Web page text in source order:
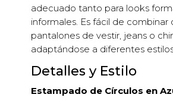
adecuado tanto para looks
informales. Es fácil de combinar
pantalones de vestir, jeans o
adaptándose a diferentes
Detalles y Estilo
Estampado de Círculos en